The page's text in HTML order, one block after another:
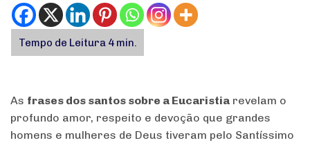
As frases dos santos sobre a Eucaristia revelam o
profundo amor, respeito e devoção que grandes
homens e mulheres de Deus tiveram pelo Santíssimo